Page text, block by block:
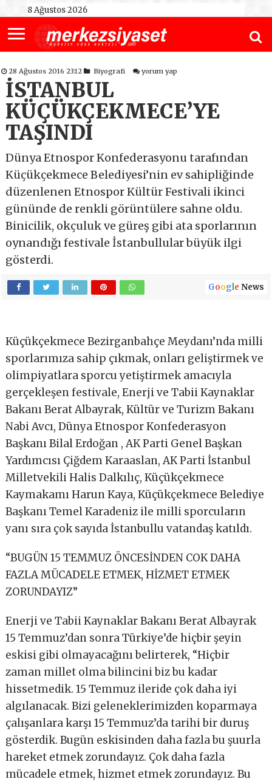
8 Ağustos 2026
28 Ağustos 2016 23:12 Biyografi yorum yap
İSTANBUL
KÜÇÜKÇEKMECE’YE
TAŞINDI
Dünya Etnospor Konfederasyonu tarafından
Küçükçekmece Belediyesi’nin ev sahipliğinde
düzenlenen Etnospor Kültür Festivali ikinci
gününde de renkli görüntülere sahne oldu.
Binicilik, okçuluk ve güreş gibi ata sporlarının
oynandığı festivale İstanbullular büyük ilgi
gösterdi.
Google News
Küçükçekmece Bezirganbahçe Meydanı’nda milli
sporlarımıza sahip çıkmak, onları geliştirmek ve
olimpiyatlara sporcu yetiştirmek amacıyla
gerçekleşen festivale, Enerji ve Tabii Kaynaklar
Bakanı Berat Albayrak, Kültür ve Turizm Bakanı
Nabi Avcı, Dünya Etnospor Konfederasyon
Başkanı Bilal Erdoğan , AK Parti Genel Başkan
Yardımcısı Çiğdem Karaaslan, AK Parti İstanbul
Milletvekili Halis Dalkılıç, Küçükçekmece
Kaymakamı Harun Kaya, Küçükçekmece Belediye
Başkanı Temel Karadeniz ile milli sporcuların
yanı sıra çok sayıda İstanbullu vatandaş katıldı.
“BUGÜN 15 TEMMUZ ÖNCESİNDEN COK DAHA
FAZLA MÜCADELE ETMEK, HİZMET ETMEK
ZORUNDAYIZ”
Enerji ve Tabii Kaynaklar Bakanı Berat Albayrak
15 Temmuz’dan sonra Türkiye’de hiçbir şeyin
eskisi gibi olmayacağını belirterek, “Hiçbir
zaman millet olma bilincini biz bu kadar
hissetmedik. 15 Temmuz ileride çok daha iyi
algılanacak. Bizi geleneklerimizden koparmaya
çalışanlara karşı 15 Temmuz’da tarihi bir duruş
gösterdik. Bugün eskisinden daha fazla bu şuurla
hareket etmek zorundayız. Çok daha fazla
mücadele etmek, hizmet etmek zorundayız. Bu